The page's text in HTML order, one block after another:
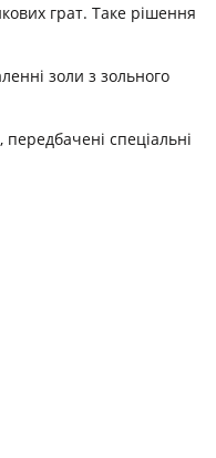
грат. Таке рішення
золи з зольного
спеціальні